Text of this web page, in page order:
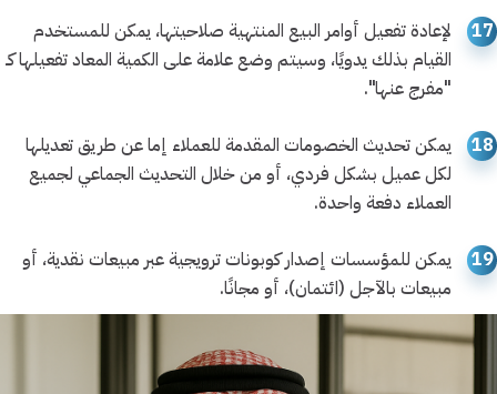
17
لإعادة تفعيل أوامر البيع المنتهية صلاحيتها، يمكن للمستخدم
القيام بذلك يدويًا، وسيتم وضع علامة على الكمية المعاد تفعيلها كـ
"مفرج عنها".
18
يمكن تحديث الخصومات المقدمة للعملاء إما عن طريق تعديلها
لكل عميل بشكل فردي، أو من خلال التحديث الجماعي لجميع
العملاء دفعة واحدة.
19
يمكن للمؤسسات إصدار كوبونات ترويجية عبر مبيعات نقدية، أو
مبيعات بالآجل (ائتمان)، أو مجانًا.